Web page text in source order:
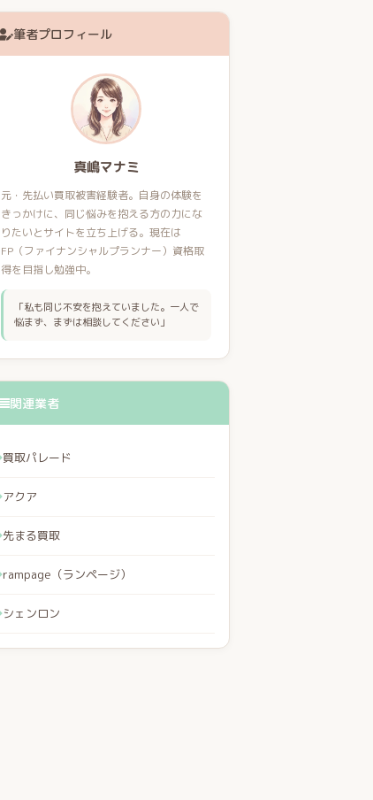
筆者プロフィール
真嶋マナミ
元・先払い買取被害経験者。自身の体験を
きっかけに、同じ悩みを抱える方の力にな
りたいとサイトを立ち上げる。現在は
FP（ファイナンシャルプランナー）資格取
得を目指し勉強中。
「私も同じ不安を抱えていました。一人で
悩まず、まずは相談してください」
関連業者
買取パレード
アクア
先まる買取
rampage（ランページ）
シェンロン